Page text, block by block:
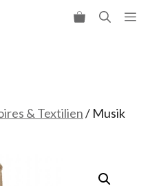
& Textilien/ Musik